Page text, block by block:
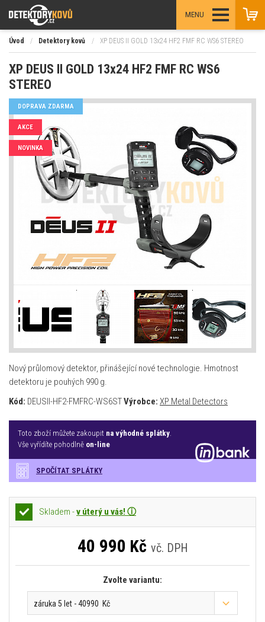
MENU
Úvod / Detektory kovů / XP DEUS II GOLD 13x24 HF2 FMF RC WS6 STEREO
XP DEUS II GOLD 13x24 HF2 FMF RC WS6
STEREO
DOPRAVA ZDARMA
AKCE
NOVINKA
Nový průlomový detektor, přinášející nové technologie. Hmotnost
detektoru je pouhých 990 g.
Kód: DEUSII-HF2-FMFRC-WS6STVýrobce: XP Metal Detectors
Toto zboží můžete zakoupit na výhodné splátky
Vše vyřídíte pohodlně on-line
SPOČÍTAT SPLÁTKY
Skladem -v úterý u vás! ⓘ
40 990 Kč vč. DPH
Zvolte variantu:
záruka 5 let - 40990 Kč